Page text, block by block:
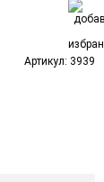
Артикул: 3939